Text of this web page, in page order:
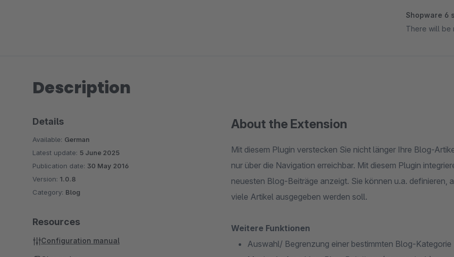
Shopware 6
There will be
Description
About the Extension
Mit diesem Plugin verstecken Sie nicht länger Ihre Blog-
nur über die Navigation erreichbar. Mit diesem Plugin
neuesten Blog-Beiträge anzeigt. Sie können u.a.
viele Artikel ausgegeben werden soll.
Weitere Funktionen
Auswahl/ Begrenzung einer bestimmten Blog-
Details
Available: German
Latest update: 5 June 2025
Publication date: 30 May 2016
Version: 1.0.8
Category: Blog
Resources
Configuration manual